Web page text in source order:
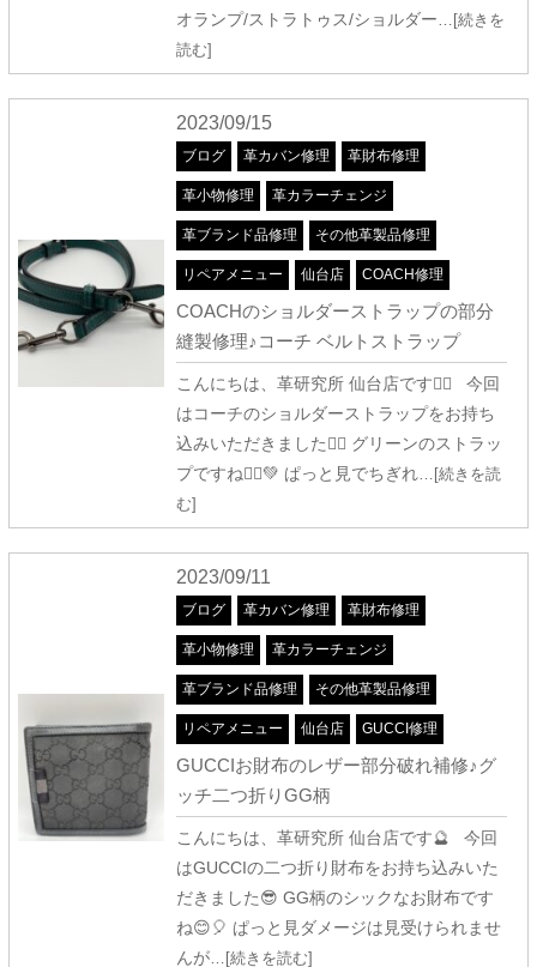
オランプ/ストラトゥス/ショルダー…[続きを
読む]
2023/09/15
ブログ 革カバン修理 革財布修理
革小物修理 革カラーチェンジ
革ブランド品修理 その他革製品修理
リペアメニュー 仙台店 COACH修理
COACHのショルダーストラップの部分
縫製修理♪コーチ ベルトストラップ
こんにちは、革研究所 仙台店です🧙‍♀️ 今回
はコーチのショルダーストラップをお持ち
込みいただきました🤹‍♀️ グリーンのストラッ
プですね🧚‍♂️💚 ぱっと見でちぎれ…[続きを読
む]
2023/09/11
ブログ 革カバン修理 革財布修理
革小物修理 革カラーチェンジ
革ブランド品修理 その他革製品修理
リペアメニュー 仙台店 GUCCI修理
GUCCIお財布のレザー部分破れ補修♪グ
ッチ二つ折りGG柄
こんにちは、革研究所 仙台店です🔮 今回
はGUCCIの二つ折り財布をお持ち込みいた
だきました😎 GG柄のシックなお財布です
ね😊🎈 ぱっと見ダメージは見受けられませ
んが…[続きを読む]